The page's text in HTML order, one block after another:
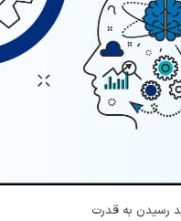
رسیدن به قدرت